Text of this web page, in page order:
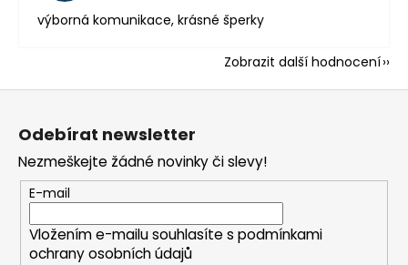
výborná komunikace, krásné šperky
Zobrazit další hodnocení
Z
Odebírat newsletter
Nezmeškejte žádné novinky či slevy!
E-mail
Vložením e-mailu souhlasíte s podmínkami
ochrany osobních údajů